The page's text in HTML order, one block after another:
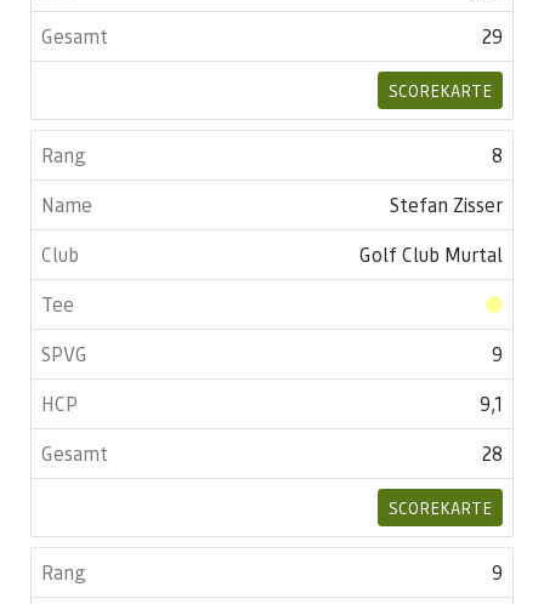
29
SCOREKARTE
8
Stefan Zisser
Golf Club Murtal
9
9,1
28
SCOREKARTE
9